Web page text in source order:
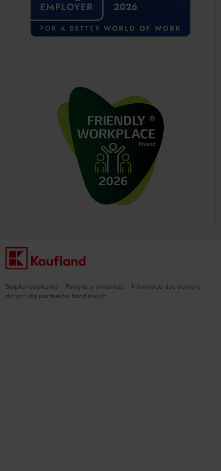
Stopka redakcyjna Polityka prywatności
Informacja dot. ochrony
danych dla partnerów handlowych